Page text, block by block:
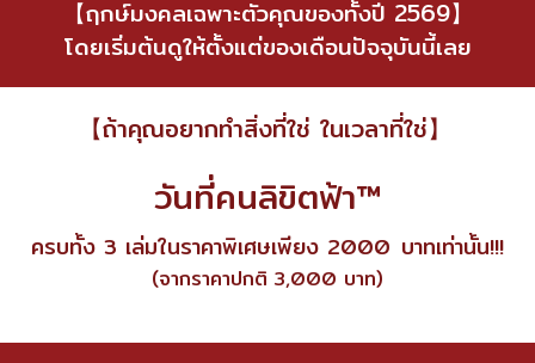
【ฤกษ์มงคลเฉพาะตัวคุณของทั้งปี 2569】
โดยเริ่มต้นดูให้ตั้งแต่ของเดือนปัจจุบันนี้เลย
【ถ้าคุณอยากทำสิ่งที่ใช่ ในเวลาที่ใช่】
วันที่คนลิขิตฟ้า™
ครบทั้ง 3 เล่มในราคาพิเศษเพียง 2000 บาทเท่านั้น!!!
(จากราคาปกติ 3,000 บาท)